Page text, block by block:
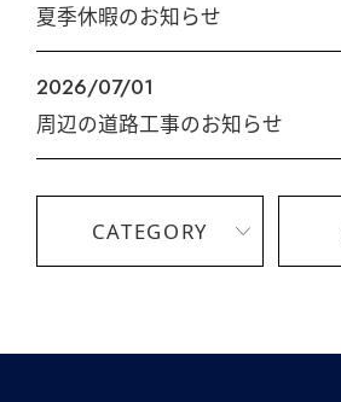
夏季休暇のお知らせ
2026/07/01
周辺の道路工事のお知らせ
CATEGORY